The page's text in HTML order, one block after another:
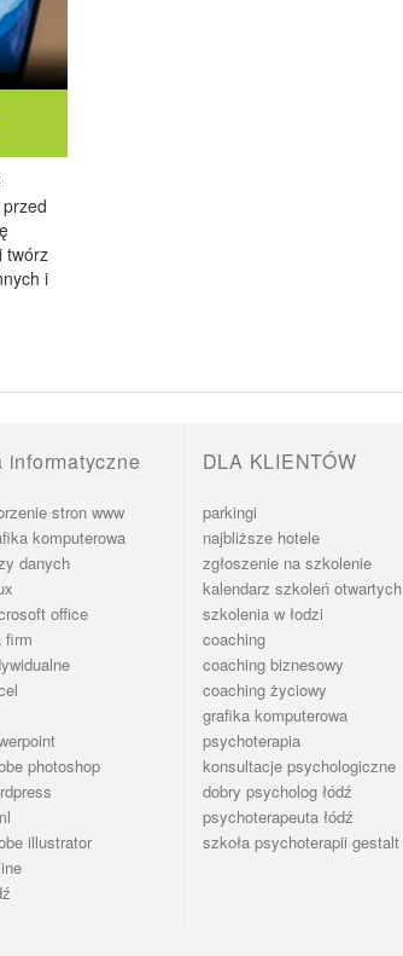
twórz
i
informatyczne
stron www
komputerowa
danych
office
firm
photoshop
illustrator
DLA KLIENTÓW
parkingi
najbliższe hotele
zgłoszenie na szkolenie
kalendarz szkoleń otwartych
szkolenia w łodzi
coaching
coaching biznesowy
coaching życiowy
grafika komputerowa
psychoterapia
konsultacje psychologiczne
dobry psycholog łódź
psychoterapeuta łódź
szkoła psychoterapii gestalt